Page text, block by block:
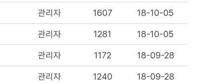
관리자 1607 18-10-05
관리자 1281 18-10-05
관리자 1172 18-09-28
관리자 1240 18-09-28